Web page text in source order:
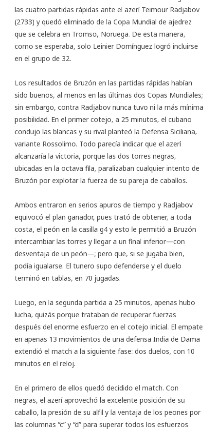
las cuatro partidas rápidas ante el azerí Teimour Radjabov
(2733) y quedó eliminado de la Copa Mundial de ajedrez
que se celebra en Tromso, Noruega. De esta manera,
como se esperaba, solo Leinier Domínguez logró incluirse
en el grupo de 32.
Los resultados de Bruzón en las partidas rápidas habían
sido buenos, al menos en las últimas dos Copas Mundiales;
sin embargo, contra Radjabov nunca tuvo ni la más mínima
posibilidad. En el primer cotejo, a 25 minutos, el cubano
condujo las blancas y su rival planteó la Defensa Siciliana,
variante Rossolimo. Todo parecía indicar que el azerí
alcanzaría la victoria, porque las dos torres negras,
ubicadas en la octava fila, paralizaban cualquier intento de
Bruzón por explotar la fuerza de su pareja de caballos.
Ambos entraron en serios apuros de tiempo y Radjabov
equivocó el plan ganador, pues trató de obtener, a toda
costa, el peón en la casilla g4 y esto le permitió a Bruzón
intercambiar las torres y llegar a un final inferior—con
desventaja de un peón—; pero que, si se jugaba bien,
podía igualarse. El tunero supo defenderse y el duelo
terminó en tablas, en 70 jugadas.
Luego, en la segunda partida a 25 minutos, apenas hubo
lucha, quizás porque trataban de recuperar fuerzas
después del enorme esfuerzo en el cotejo inicial. El empate
en apenas 13 movimientos de una defensa India de Dama
extendió el match a la siguiente fase: dos duelos, con 10
minutos en el reloj.
En el primero de ellos quedó decidido el match. Con
negras, el azerí aprovechó la excelente posición de su
caballo, la presión de su alfil y la ventaja de los peones por
las columnas “c” y “d” para superar todos los esfuerzos